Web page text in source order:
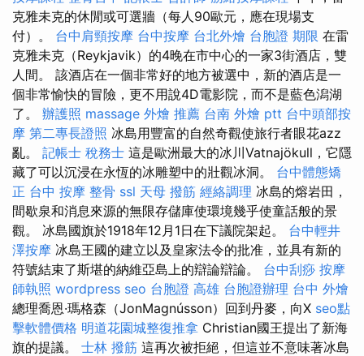
克雅未克的休閒或可選牆（每人90歐元，應在現場支
付）。 台中肩頸按摩 台中按摩 台北外燴 台胞證 期限 在雷
克雅未克（Reykjavik）的4晚在市中心的一家3街酒店，雙
人間。 該酒店在一個非常好的地方被選中，新的酒店是一
個非常愉快的冒險，更不用說4D電影院，而不是藍色潟湖
了。 辦護照 massage 外燴 推薦 台南 外燴 ptt 台中頭部按
摩 第二專長證照 冰島用豐富的自然奇觀使旅行者眼花azz
亂。 記帳士 稅務士 這是歐洲最大的冰川Vatnajökull，它隱
藏了可以沉浸在永恆的冰雕塑中的壯觀冰洞。 台中體態矯
正 台中 按摩 整骨 ssl 天母 撥筋 經絡調理 冰島的熔岩田，
間歇泉和消息來源的無限存儲庫使環境幾乎使童話般的景
觀。 冰島國旗於1918年12月1日在下議院架起。 台中輕井
澤按摩 冰島王國的建立以及皇家法令的批准，並具有新的
符號結束了斯堪的納維亞島上的辯論辯論。 台中刮痧 按摩
師執照 wordpress seo 台胞證 高雄 台胞證辦理 台中 外燴
總理喬恩·瑪格森（JonMagnússon）回到丹麥，向X seo點
擊軟體價格 明道花園城整復推拿 Christian國王提出了新海
旗的提議。 士林 撥筋 這再次被拒絕，但這並不意味著冰島